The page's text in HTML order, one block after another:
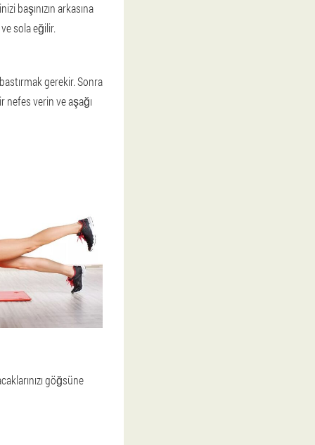
başınızın arkasına
sola eğilir.
gerekir. Sonra
nefes verin ve aşağı
göğsüne